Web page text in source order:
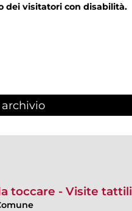
dei visitatori con disabilità.
archivio
toccare - Visite tattili